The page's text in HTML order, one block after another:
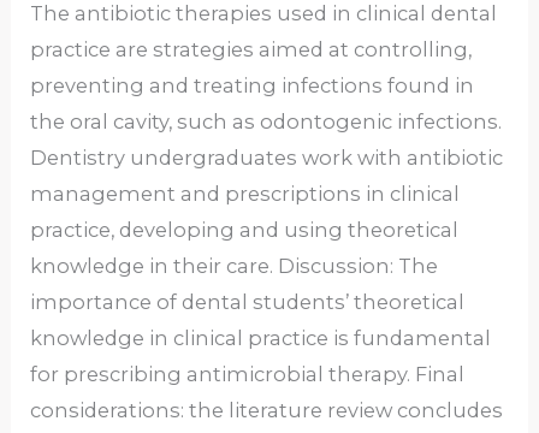
The antibiotic therapies used in clinical dental
practice are strategies aimed at controlling,
preventing and treating infections found in
the oral cavity, such as odontogenic infections.
Dentistry undergraduates work with antibiotic
management and prescriptions in clinical
practice, developing and using theoretical
knowledge in their care. Discussion: The
importance of dental students’ theoretical
knowledge in clinical practice is fundamental
for prescribing antimicrobial therapy. Final
considerations: the literature review concludes